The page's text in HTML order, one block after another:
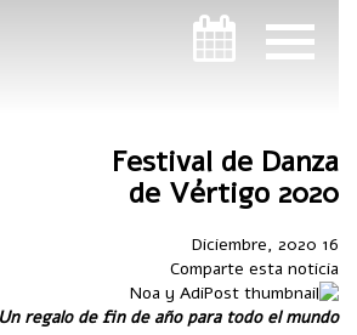
Festival de Danza
de Vértigo 2020
Comparte esta noticia
Noa y Adi
Un regalo de fin de año para todo el mundo